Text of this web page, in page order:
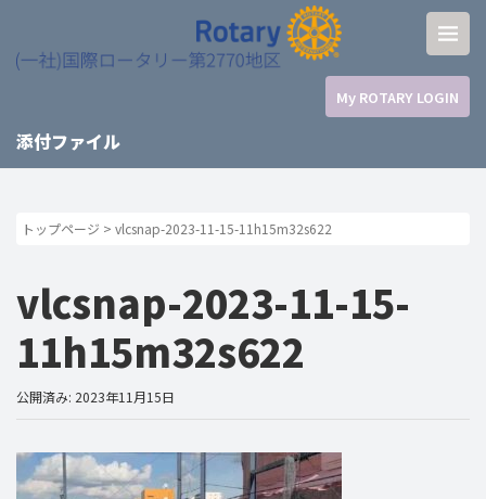
My ROTARY LOGIN
添付ファイル
トップページ > vlcsnap-2023-11-15-11h15m32s622
vlcsnap-2023-11-15-
11h15m32s622
公開済み: 2023年11月15日